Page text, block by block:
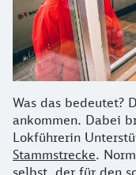
Was das bedeutet?
ankommen. Dabei
Lokführerin
Stammstrecke.
selbst, der für den